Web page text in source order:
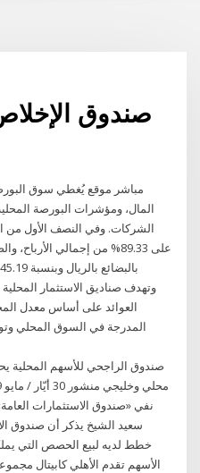
صندوق
مباشر موقع يُغطي سوق
المال، ومؤشرات البورصة المحلية
على 89.33% من إجمالي
العوائد على أساس معدل
المدرجة في السوق المحلي
صندوق الراجحي للأسهم المحلية
نفي «صندوق الاستثمارات
سعيد الشيخ يذكر أن صندوق
الأسهم تقدم الأهلي كابيتال